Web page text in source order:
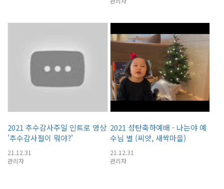
2021 추수감사주일 인트로 영상
'추수감사절이 뭐야?'
21.12.31
관리자
2021 성탄축하예배 - 나는야 예
수님 별 (씨앗, 새싹마을)
21.12.31
관리자